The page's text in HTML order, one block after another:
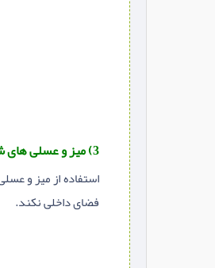
3) میز و عسلی های شیشه ای
استفاده از میز و
فضای داخلی نکند.